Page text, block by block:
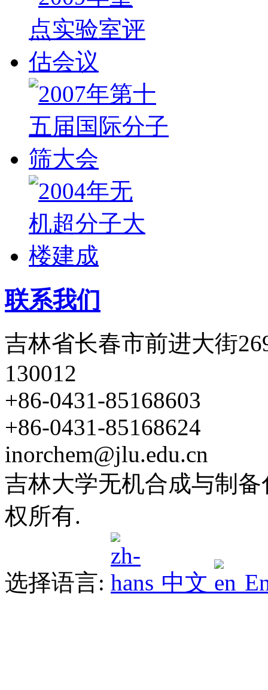
联系我们
吉林省长春市前进大街
130012
+86-0431-85168603
+86-0431-85168624
inorchem@jlu.edu.cn
吉林大学无机合成与制
权所有.
选择语言: 中文